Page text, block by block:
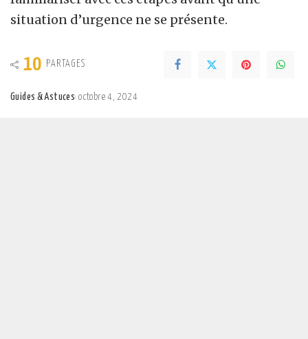
situation d’urgence ne se présente.
10 PARTAGES
Guides & Astuces octobre 4, 2024